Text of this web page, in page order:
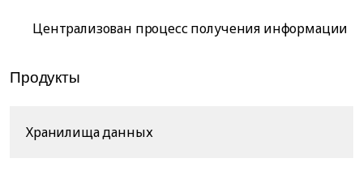
Централизован процесс получения информации
Продукты
Хранилища данных